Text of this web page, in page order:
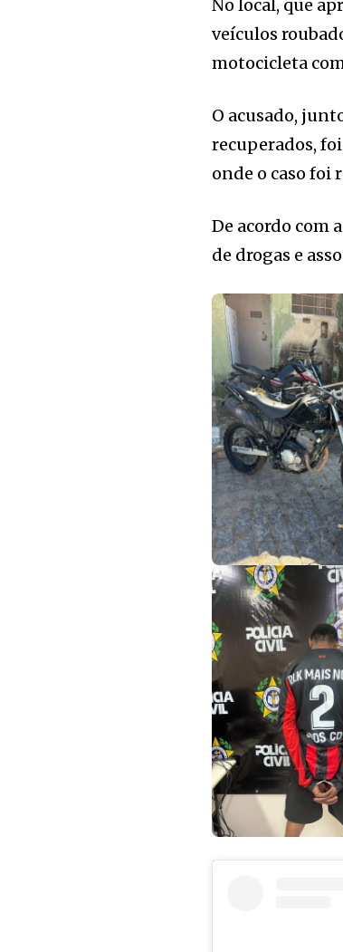
No local, que
veículos
motocicleta
O acusado,
recuperados,
onde o caso foi
De acordo com
de drogas e